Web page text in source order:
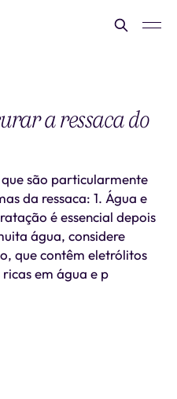
a ressaca do
são particularmente
da ressaca: 1. Água e
é essencial depois
água, considere
que contêm eletrólitos
em água e p